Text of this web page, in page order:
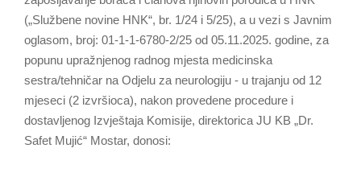
(„Službene novine HNK“, br. 1/24 i 5/25), a u vezi s Javnim
oglasom, broj: 01-1-1-6780-2/25 od 05.11.2025. godine, za
popunu upražnjenog radnog mjesta medicinska
sestra/tehničar na Odjelu za neurologiju - u trajanju od 12
mjeseci (2 izvršioca), nakon provedene procedure i
dostavljenog Izvještaja Komisije, direktorica JU KB „Dr.
Safet Mujić“ Mostar, donosi: